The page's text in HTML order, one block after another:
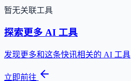
暂无关联工具
探索更多 AI 工具
发现更多和这条快讯相关的 AI 工具
立即前往